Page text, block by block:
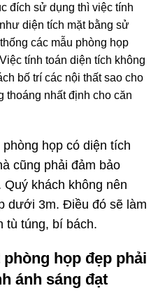
đích sử dụng thì việc tính
diện tích mặt bằng sử
các mẫu phòng họp
tính toán diện tích không
bố trí các nội thất sao cho
thoáng nhất định cho căn
họp có diện tích
cũng phải đảm bảo
khách không nên
dưới 3m. Điều đó sẽ làm
tù túng, bí bách.
họp đẹp phải
ánh sáng đạt